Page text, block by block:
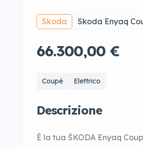
Skoda Skoda Enyaq
66.300,00 €
Coupé Elettrico
Descrizione
È la tua ŠKODA Enyaq